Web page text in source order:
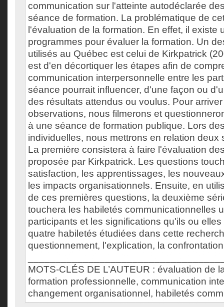
communication sur l'atteinte autodéclarée
séance de formation. La problématique de
l'évaluation de la formation. En effet, il existe
programmes pour évaluer la formation. Un
utilisés au Québec est celui de Kirkpatrick
est d'en décortiquer les étapes afin de
communication interpersonnelle entre les
séance pourrait influencer, d'une façon ou
des résultats attendus ou voulus. Pour
observations, nous filmerons et
à une séance de formation publique. Lors
individuelles, nous mettrons en relation deux
La première consistera à faire l'évaluation
proposée par Kirkpatrick. Les questions
satisfaction, les apprentissages, les
les impacts organisationnels. Ensuite, en
de ces premières questions, la deuxième
touchera les habiletés communicationnelles
participants et les significations qu'ils ou
quatre habiletés étudiées dans cette
questionnement, l'explication, la
MOTS-CLÉS DE L’AUTEUR : évaluation de
formation professionnelle, communication
changement organisationnel, habiletés